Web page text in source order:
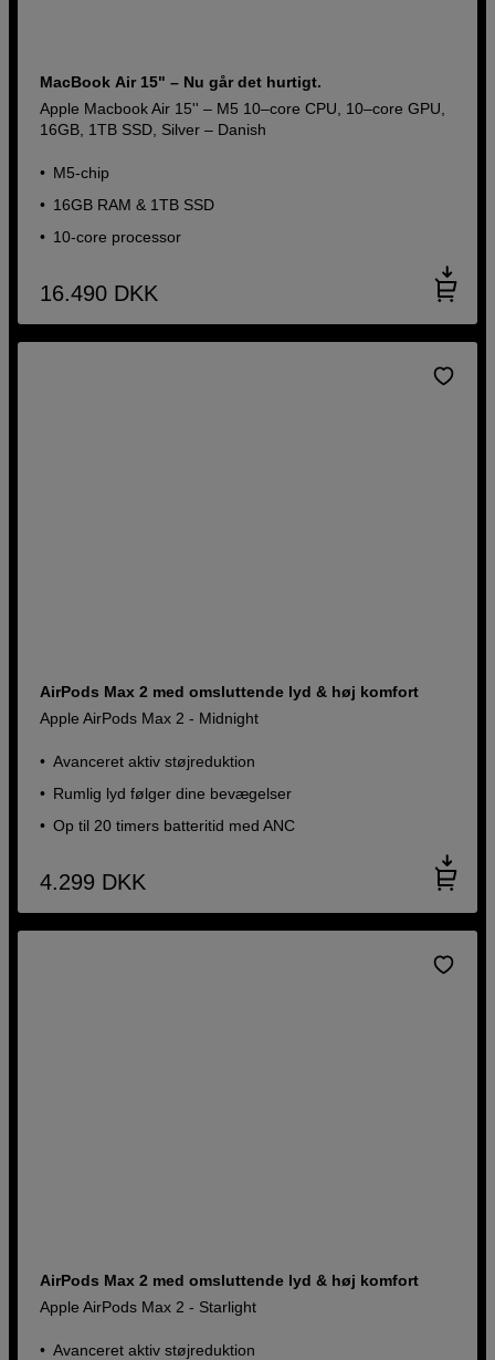
MacBook Air 15" – Nu går det hurtigt.
Apple Macbook Air 15'' – M5 10–core CPU, 10–core GPU,
16GB, 1TB SSD, Silver – Danish
M5-chip
16GB RAM & 1TB SSD
10-core processor
16.490 DKK
AirPods Max 2 med omsluttende lyd & høj komfort
Apple AirPods Max 2 - Midnight
Avanceret aktiv støjreduktion
Rumlig lyd følger dine bevægelser
Op til 20 timers batteritid med ANC
4.299 DKK
AirPods Max 2 med omsluttende lyd & høj komfort
Apple AirPods Max 2 - Starlight
Avanceret aktiv støjreduktion